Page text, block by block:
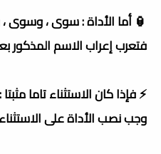
🏮 أما الأداة : سوى ، وسوى
فتعرب إعراب الاسم المذكور
⚡️ فإذا كان الاستثناء تاما مثبتا :
وجب نصب الأداة على